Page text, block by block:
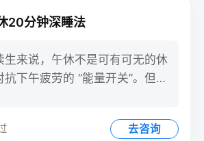
20分钟深睡法
生来说，午休不是可有可无的休
下午疲劳的 “能量开关”。但多
去咨询